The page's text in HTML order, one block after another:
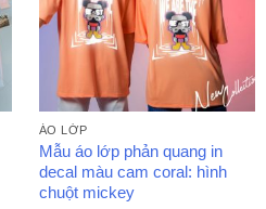
ÁO LỚP
Mẫu áo lớp phản quang in
decal màu cam coral: hình
chuột mickey